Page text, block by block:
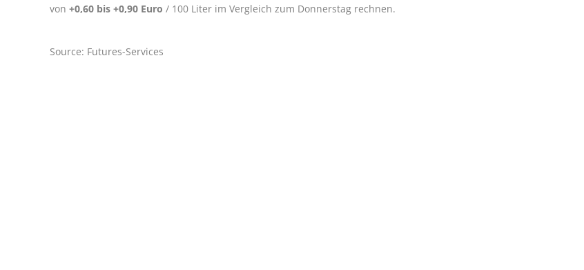
von +0,60 bis +0,90 Euro / 100 Liter im Vergleich zum Donnerstag rechnen.
Source: Futures-Services